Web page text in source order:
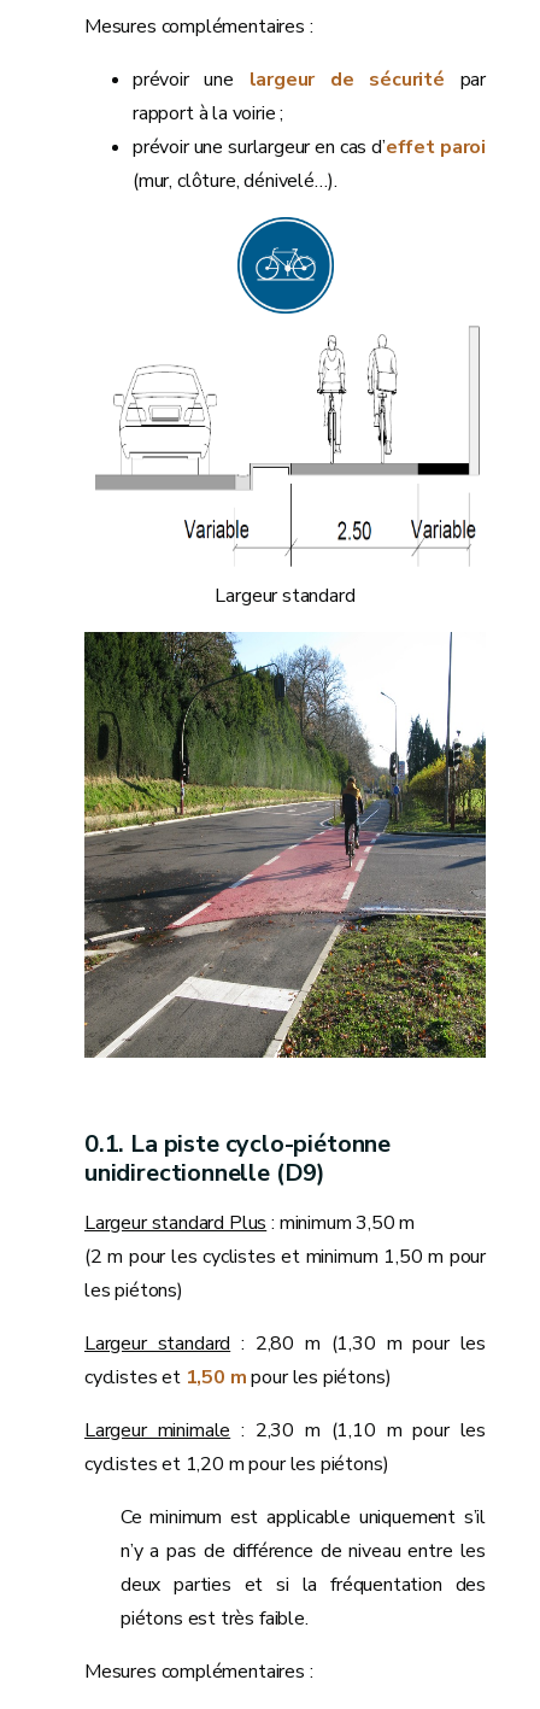
Mesures complémentaires :
prévoir une largeur de sécurité par
rapport à la voirie ;
prévoir une surlargeur en cas d’effet paroi
(mur, clôture, dénivelé…).
Largeur standard
La piste cyclo-piétonne
unidirectionnelle (D9)
Largeur standard Plus : minimum 3,50 m
(2 m pour les cyclistes et minimum 1,50 m pour
les piétons)
Largeur standard : 2,80 m (1,30 m pour les
cyclistes et 1,50 mpour les piétons)
Largeur minimale : 2,30 m (1,10 m pour les
cyclistes et 1,20 m pour les piétons)
Ce minimum est applicable uniquement s’il
n’y a pas de différence de niveau entre les
deux parties et si la fréquentation des
piétons est très faible.
Mesures complémentaires :